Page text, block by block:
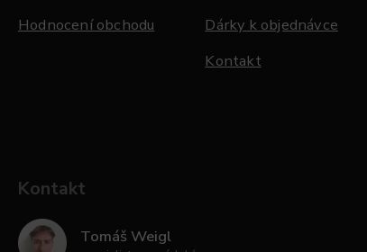
Hodnocení obchodu
Dárky k objednávce
Kontakt
Kontakt
Tomáš Weigl